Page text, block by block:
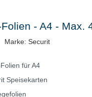
- A4 - Max.
Marke: Securit
für A4
Speisekarten